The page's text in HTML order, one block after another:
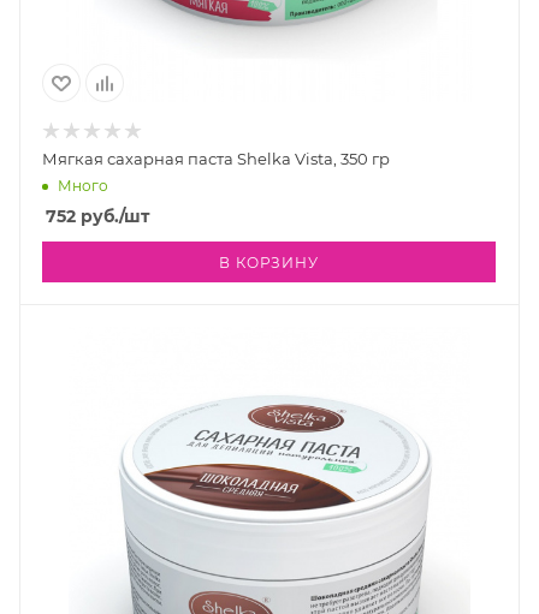
Мягкая сахарная паста Shelka Vista, 350 гр
Много
752 руб./шт
В КОРЗИНУ